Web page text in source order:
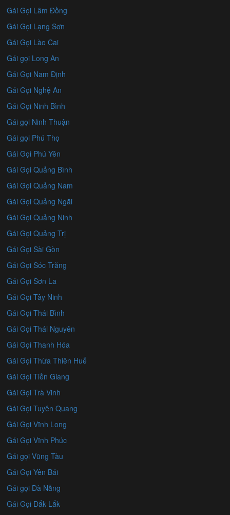
Gái Gọi Lâm Đồng
Gái Gọi Lạng Sơn
Gái Gọi Lào Cai
Gái gọi Long An
Gái Gọi Nam Định
Gái Gọi Nghệ An
Gái Gọi Ninh Bình
Gái gọi Ninh Thuận
Gái gọi Phú Thọ
Gái Gọi Phú Yên
Gái Gọi Quảng Bình
Gái Gọi Quảng Nam
Gái Gọi Quảng Ngãi
Gái Gọi Quảng Ninh
Gái Gọi Quảng Trị
Gái Gọi Sài Gòn
Gái Gọi Sóc Trăng
Gái Gọi Sơn La
Gái Gọi Tây Ninh
Gái Gọi Thái Bình
Gái Gọi Thái Nguyên
Gái Gọi Thanh Hóa
Gái Gọi Thừa Thiên Huế
Gái Gọi Tiền Giang
Gái Gọi Trà Vinh
Gái Gọi Tuyên Quang
Gái Gọi Vĩnh Long
Gái Gọi Vĩnh Phúc
Gái gọi Vũng Tàu
Gái Gọi Yên Bái
Gái gọi Đà Nẵng
Gái Gọi Đắk Lắk